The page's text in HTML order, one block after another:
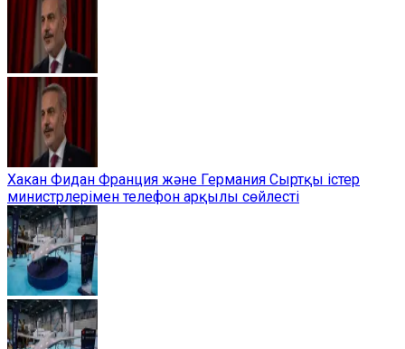
Хакан Фидан Франция және Германия Сыртқы істер
министрлерімен телефон арқылы сөйлесті